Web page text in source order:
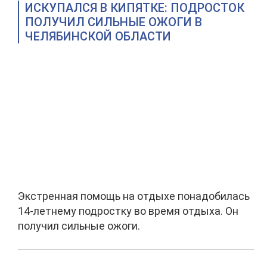
ИСКУПАЛСЯ В КИПЯТКЕ: ПОДРОСТОК
ПОЛУЧИЛ СИЛЬНЫЕ ОЖОГИ В
ЧЕЛЯБИНСКОЙ ОБЛАСТИ
Экстренная помощь на отдыхе понадобилась
14-летнему подростку во время отдыха. Он
получил сильные ожоги.